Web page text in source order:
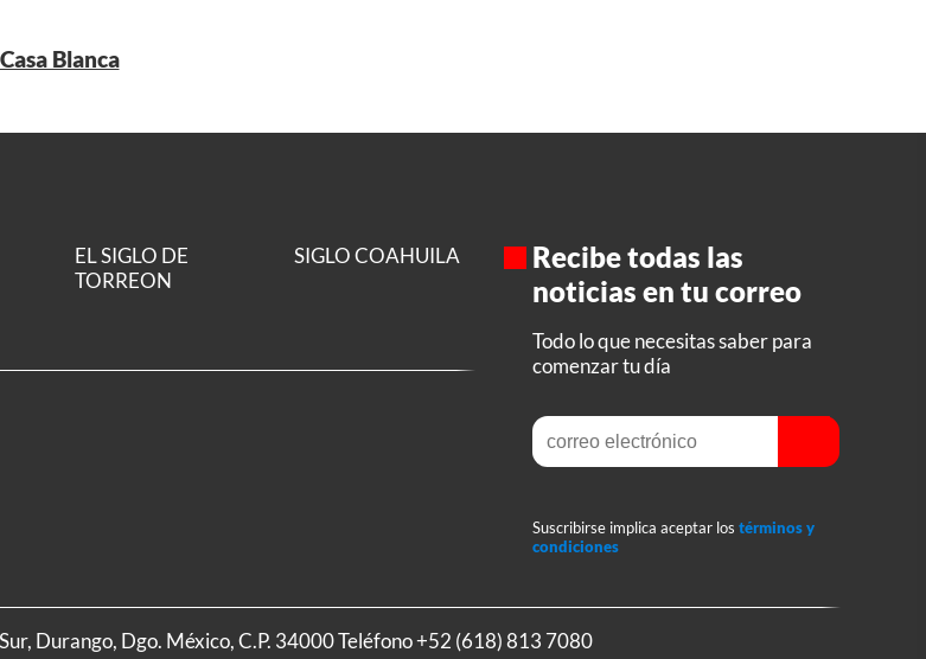
Blanca
EL SIGLO DE
TORREON
SIGLO COAHUILA
Recibe todas las
noticias en tu correo
Todo lo que necesitas saber para
comenzar tu día
Suscribirse implica aceptar los términos y
condiciones
Durango, Dgo. México, C.P. 34000 Teléfono+52 (618) 813 7080